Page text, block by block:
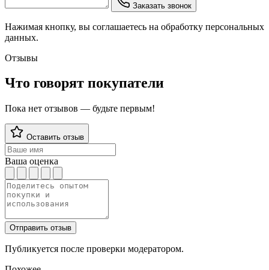
Заказать звонок
Нажимая кнопку, вы соглашаетесь на обработку персональных
данных.
Отзывы
Что говорят покупатели
Пока нет отзывов — будьте первым!
Оставить отзыв
Ваша оценка
Отправить отзыв
Публикуется после проверки модератором.